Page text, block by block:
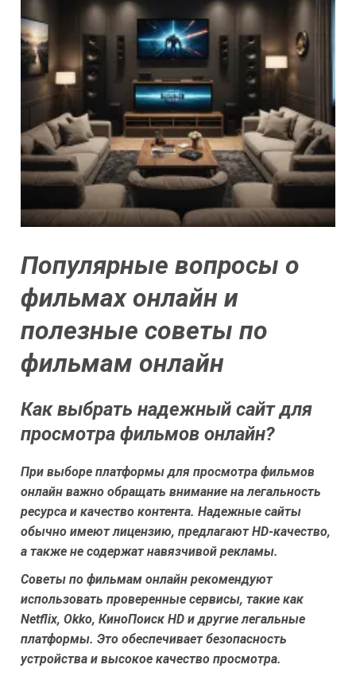
Популярные вопросы о
фильмах онлайн и
полезные советы по
фильмам онлайн
Как выбрать надежный сайт для
просмотра фильмов онлайн?
При выборе платформы для просмотра фильмов
онлайн важно обращать внимание на легальность
ресурса и качество контента. Надежные сайты
обычно имеют лицензию, предлагают HD-качество,
а также не содержат навязчивой рекламы.
Советы по фильмам онлайн рекомендуют
использовать проверенные сервисы, такие как
Netflix, Okko, КиноПоиск HD и другие легальные
платформы. Это обеспечивает безопасность
устройства и высокое качество просмотра.